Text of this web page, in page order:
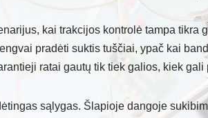
kai trakcijos kontrolė tampa tikra
pradėti suktis tuščiai, ypač kai
ratai gautų tik tiek galios, kiek
sąlygas. Šlapioje dangoje